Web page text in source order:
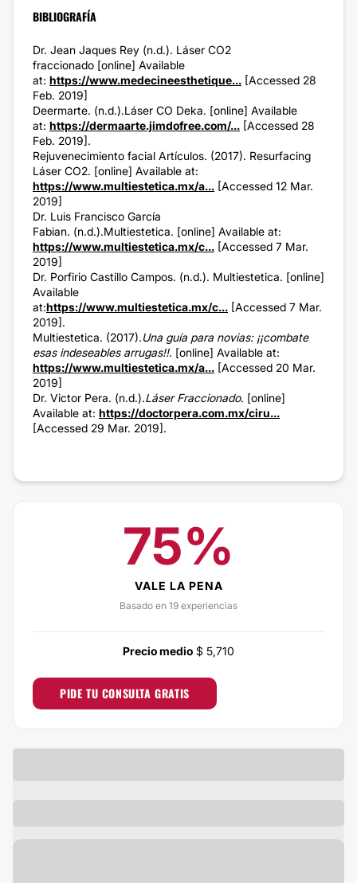
BIBLIOGRAFÍA
Dr. Jean Jaques Rey (n.d.). Láser CO2
fraccionado [online] Available
at: https://www.medecineesthetique... [Accessed 28
Feb. 2019]
Deermarte. (n.d.).Láser CO Deka. [online] Available
at: https://dermaarte.jimdofree.com/... [Accessed 28
Feb. 2019].
Rejuvenecimiento facial Artículos. (2017). Resurfacing
Láser CO2. [online] Available at:
https://www.multiestetica.mx/a... [Accessed 12 Mar.
2019]
Dr. Luis Francisco García
Fabian. (n.d.).Multiestetica. [online] Available at:
https://www.multiestetica.mx/c... [Accessed 7 Mar.
2019]
Dr. Porfirio Castillo Campos. (n.d.). Multiestetica. [online]
Available
at:https://www.multiestetica.mx/c... [Accessed 7 Mar.
2019].
Multiestetica. (2017).Una guía para novias: ¡¡combate
esas indeseables arrugas!!. [online] Available at:
https://www.multiestetica.mx/a... [Accessed 20 Mar.
2019]
Dr. Victor Pera. (n.d.).Láser Fraccionado. [online]
Available at: https://doctorpera.com.mx/ciru...
[Accessed 29 Mar. 2019].
75%
VALE LA PENA
Basado en 19 experiencias
Precio medio $ 5,710
PIDE TU CONSULTA GRATIS